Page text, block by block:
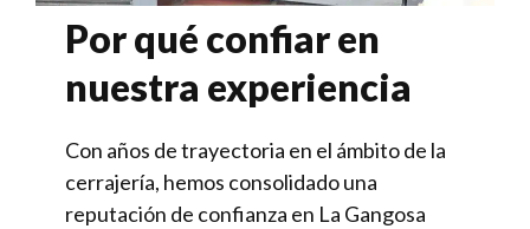
Por qué confiar en
nuestra experiencia
Con años de trayectoria en el ámbito de la
cerrajería, hemos consolidado una
reputación de confianza en La Gangosa